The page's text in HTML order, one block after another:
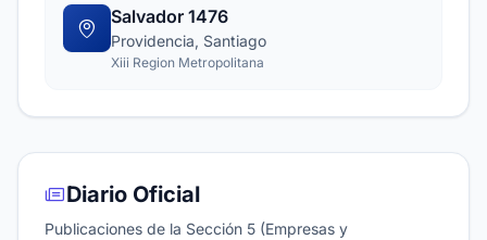
Salvador 1476
Providencia, Santiago
Xiii Region Metropolitana
Diario Oficial
Publicaciones de la Sección 5 (Empresas y